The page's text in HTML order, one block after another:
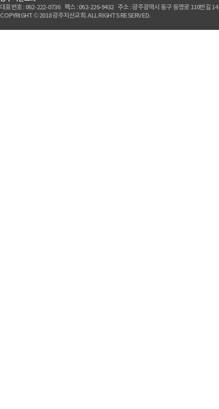
대표번호 : 062-222-0736 팩스 : 062-226-9432 주소 : 광주광역시 동구 동명로 110번길 14
COPYRIGHT © 2018 광주지산교회. ALL RIGHTS RESERVED.